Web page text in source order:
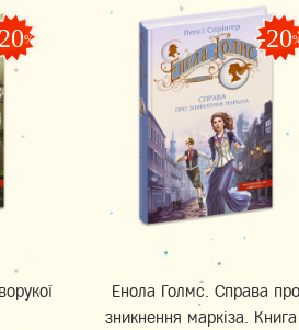
% -20
Енола Голмс. Справа про
зникнення маркіза. Книга